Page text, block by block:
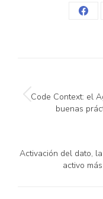
Share
entre
Code Context: el
buenas
Activación del dato,
activo